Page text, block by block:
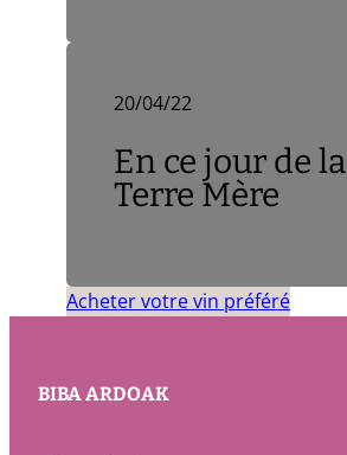
20/04/22
En ce jour de la
Terre Mère
Acheter votre vin préféré
BIBA ARDOAK